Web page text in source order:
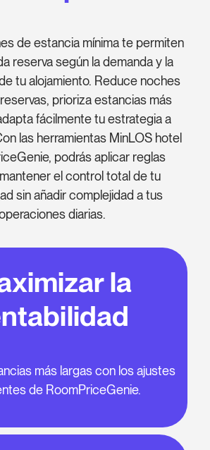
de estancia mínima te permiten
reserva según la demanda y la
tu alojamiento. Reduce noches
prioriza estancias más
fácilmente tu estrategia a
las herramientas MinLOS hotel
podrás aplicar reglas
el control total de tu
sin añadir complejidad a tus
diarias.
la
más largas con los ajustes
de RoomPriceGenie.